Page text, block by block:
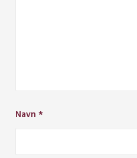
Navn *